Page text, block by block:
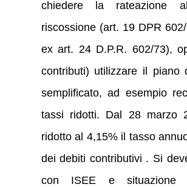
chiedere la rateazione
riscossione (art. 19 DPR
ex art. 24 D.P.R. 602/73),
contributi) utilizzare il piano
semplificato, ad esempio
tassi ridotti. Dal 28 marzo
ridotto al 4,15% il tasso
dei debiti contributivi . Si
con ISEE e situazione